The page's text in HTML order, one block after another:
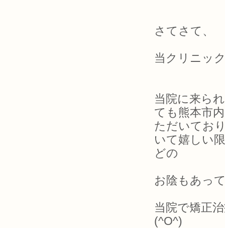
さてさて、
当クリニッ
当院に来ら
ても熊本市
ただいてお
いて嬉しい
どの
お陰もあっ
当院で矯正
(^O^)